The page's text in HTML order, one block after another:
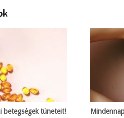
betegségek tüneteit!